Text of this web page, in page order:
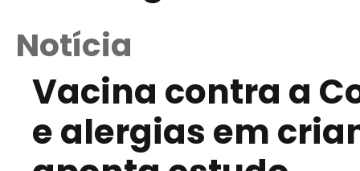
Notícia
Vacina contra a
e alergias em